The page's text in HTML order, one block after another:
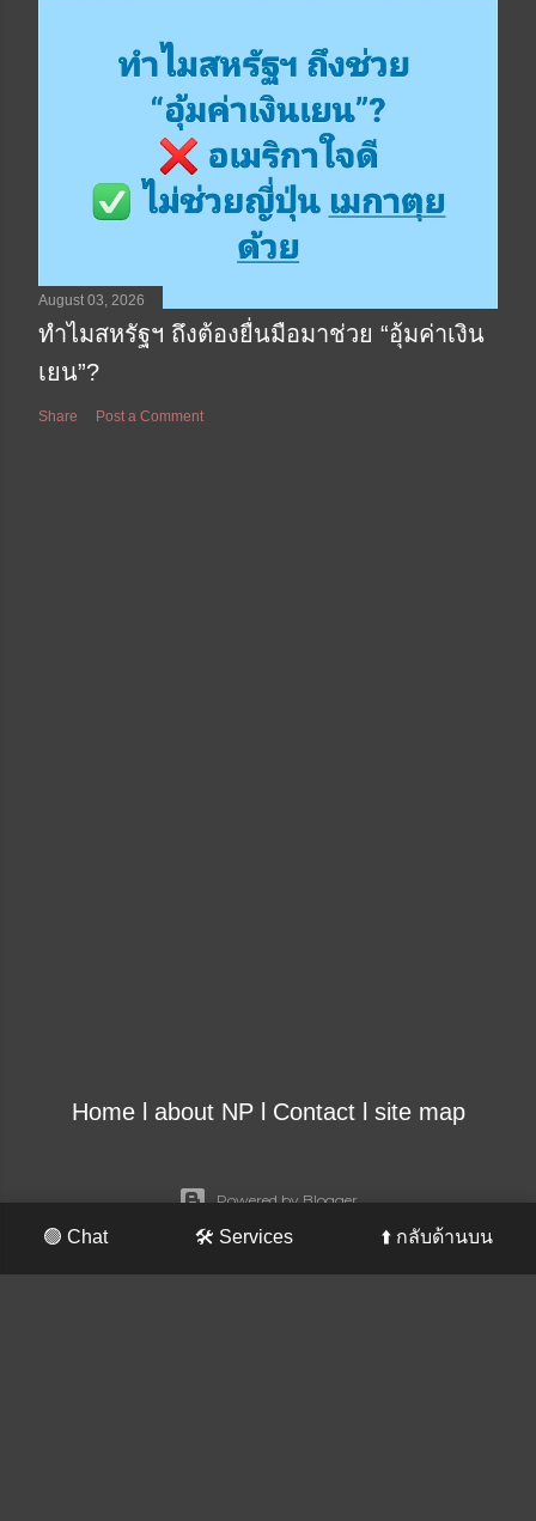
August 03, 2026
ทำไมสหรัฐฯ ถึงต้องยื่นมือมาช่วย “อุ้มค่าเงิน
เยน”?
Share Post a Comment
Homel about NPl Contactl site map
Powered by Blogger
🟢 Chat 🛠️ Services ⬆️ กลับด้านบน